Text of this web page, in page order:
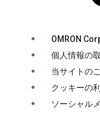
OMRON
個人情報の
当サイトの
クッキーの
ソーシャル